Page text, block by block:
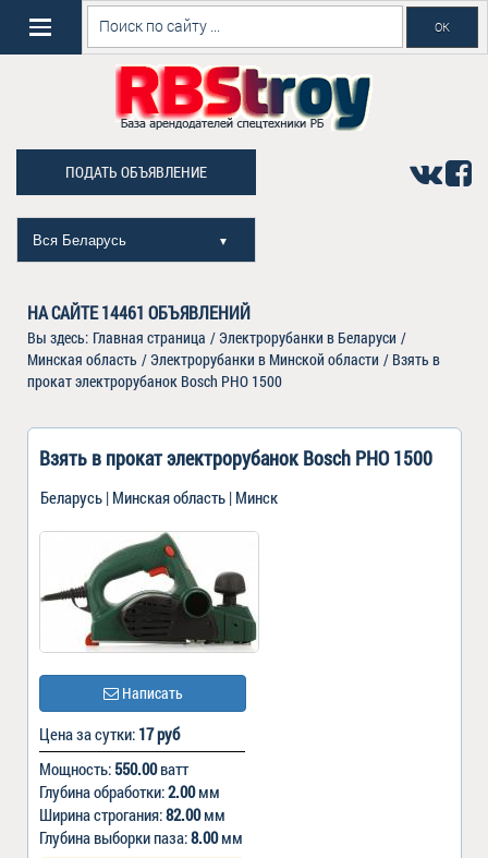
ПОДАТЬ ОБЪЯВЛЕНИЕ
Вся Беларусь ▼
НА САЙТЕ14461 ОБЪЯВЛЕНИЙ
Вы здесь: Главная страница / Электрорубанки в Беларуси /
Минская область / Электрорубанки в Минской области / Взять в
прокат электрорубанок Bosch PHO 1500
Взять в прокат электрорубанок Bosch PHO 1500
Беларусь | Минская область | Минск
Написать
Цена за сутки: 17 руб
Мощность: 550.00ватт
Глубина обработки:2.00мм
Ширина строгания:82.00мм
Глубина выборки паза:8.00мм